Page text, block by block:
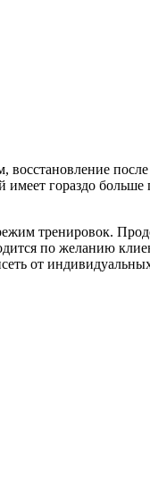
гораздо
тренировок.
по желанию
от